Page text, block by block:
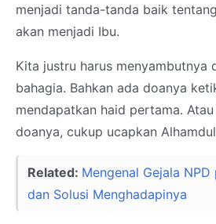
menjadi tanda-tanda baik
akan menjadi Ibu.
Kita justru harus menyambutnya
bahagia. Bahkan ada doanya
mendapatkan haid pertama.
doanya, cukup ucapkan
Related: Mengenal Gejala NPD
dan Solusi Menghadapinya